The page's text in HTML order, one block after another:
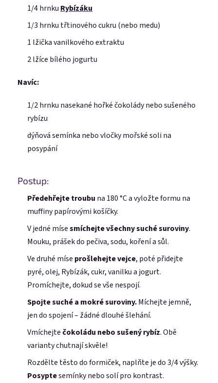
Přihlásit se
Přihlásit se přes Google
Přihlásit se přes Seznam
1/4 hrnku Rybízáku
1/3 hrnku třtinového cukru (nebo medu)
1 lžička vanilkového extraktu
2 lžíce bílého jogurtu
Navíc:
1/2 hrnku nasekané hořké čokolády nebo sušeného
rybízu
dýňová semínka nebo vločky mořské soli na
posypání
Postup:
Předehřejte troubu na 180 °C a vyložte formu na
muffiny papírovými košíčky.
V jedné mísesmíchejte všechny suché suroviny.
Mouku, prášek do pečiva, sodu, koření a sůl.
Ve druhé míse prošlehejte vejce, poté přidejte
pyré, olej, Rybízák, cukr, vanilku a jogurt.
Promíchejte, dokud se vše nespojí.
Spojte suché a mokré suroviny.Míchejte jemně,
jen do spojení – žádné dlouhé šlehání.
Vmíchejte čokoládu nebo sušený rybíz. Obě
varianty chutnají skvěle!
Rozdělte těsto do formiček, naplňte je do 3/4 výšky.
Posyptesemínky nebo solí pro kontrast.